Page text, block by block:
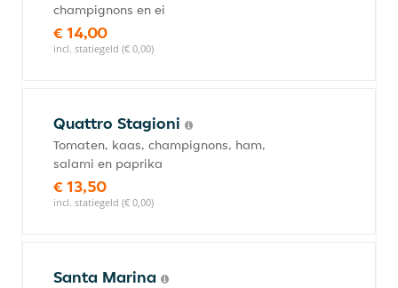
champignons en ei
€ 14,00
incl. statiegeld (€ 0,00)
Quattro Stagioni
Tomaten, kaas, champignons, ham,
salami en paprika
€ 13,50
incl. statiegeld (€ 0,00)
Santa Marina